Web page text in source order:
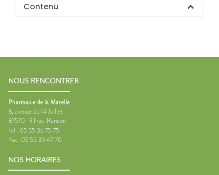
Contenu
NOUS RENCONTRER
Pharmacie de la Mazelle
8, avenue du 14 Juillet
87570 Rilhac-Rancon
Tel : 05 55 36 75 75
Fax : 05 55 39 47 70
NOS HORAIRES